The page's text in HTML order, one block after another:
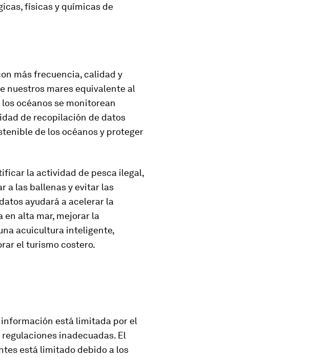
físicas y químicas de
más frecuencia, calidad y
nuestros mares equivalente al
océanos se monitorean
de recopilación de datos
de los océanos y proteger
la actividad de pesca ilegal,
a las ballenas y evitar las
ayudará a acelerar la
en alta mar, mejorar la
acuicultura inteligente,
el turismo costero.
está limitada por el
inadecuadas. El
está limitado debido a los